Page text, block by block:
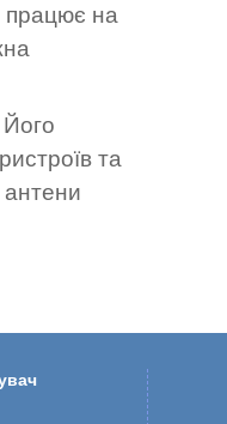
працює на
та
антени